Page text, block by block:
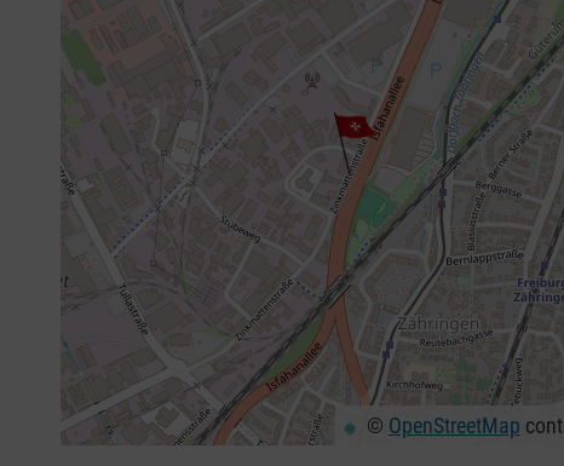
© OpenStreetMap